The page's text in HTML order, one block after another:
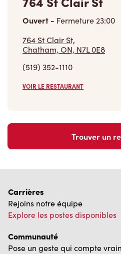
Ouvert-Fermeture23:00
764 St Clair St,
Chatham, ON, N7L 0E8
(519) 352-1110
VOIR LE RESTAURANT
Trouver un
Rejoins notre équipe
Explore les postes disponibles
Communauté
Pose un geste qui compte
En savoir plus